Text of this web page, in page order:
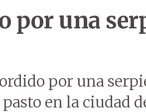
por una
por una
en la ciudad